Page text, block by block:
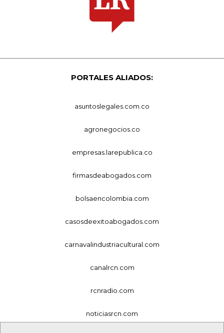
PORTALES ALIADOS:
asuntoslegales.com.co
agronegocios.co
empresas.larepublica.co
firmasdeabogados.com
bolsaencolombia.com
casosdeexitoabogados.com
carnavalindustriacultural.com
canalrcn.com
rcnradio.com
noticiasrcn.com